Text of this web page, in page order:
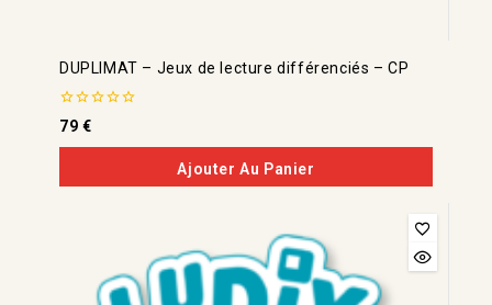
DUPLIMAT – Jeux de lecture différenciés – CP
0
de
5
79 €
Ajouter Au Panier